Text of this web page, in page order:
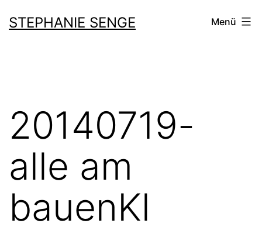
Inhalt
STEPHANIE SENGE Menü
20140719-
alle am
bauenKl